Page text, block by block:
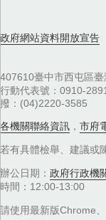
政府網站資料開放宣告
407610臺中市西屯區
行動代表號：0910-
撥：(04)2220-3585
各機關聯絡資訊 ， 市府
若有具體檢舉、建議或
辦公日期： 政府行政機
時間：12:00-13:00
請使用最新版Chrome